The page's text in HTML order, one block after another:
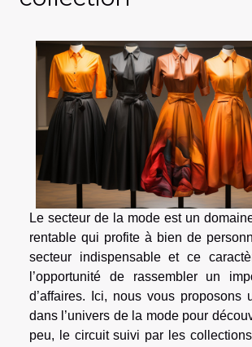
Le secteur de la mode est un
rentable qui profite à bien de
secteur indispensable et ce
l’opportunité de rassembler un
d’affaires. Ici, nous vous proposons
dans l’univers de la mode pour
peu, le circuit suivi par les